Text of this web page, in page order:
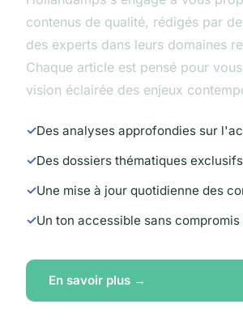
contenus de qualité, rédigés par
des experts dans leurs domaines
Chaque article est pensé pour
vision éclairée des enjeux
Des analyses approfondies sur
Des dossiers thématiques exclusifs
Une mise à jour quotidienne des
Un ton accessible sans
En savoir plus →